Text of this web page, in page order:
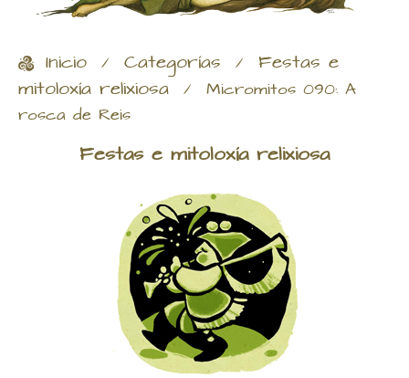
Inicio / Categorías / Festas e
mitoloxía relixiosa / Micromitos 090: A
rosca de Reis
Festas e mitoloxía relixiosa